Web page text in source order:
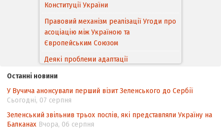
Конституції України
Правовий механізм реалізації Угоди про
асоціацію між Україною та
Європейським Cоюзом
Деякі проблеми адаптації
походження товарів відповідно до
Угоди про торговельні аспекти прав
інтелектуальної власності (TRIPS) у
контексті євроінтеграції
Аналіз виборчого законодавства щодо
Останні новини
У Вучича анонсували перший візит Зеленського до Сербії
Сьогодні, 07 серпня
Зеленський звільнив трьох послів, які представляли Україну на
Балканах Вчора, 06 серпня